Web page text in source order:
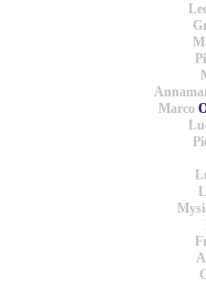
Marco